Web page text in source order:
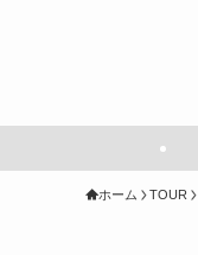
ホーム TOUR